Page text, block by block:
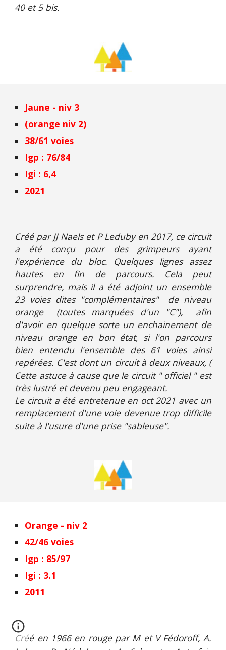
40 et 5 bis.
Jaune - niv 3
(orange niv 2)
38/61 voies
Igp : 76/84
Igi : 6,4
2021
Créé par JJ Naels et P Leduby en 2017, ce circuit
a été conçu pour des grimpeurs ayant
l'expérience du bloc. Quelques lignes assez
hautes en fin de parcours. Cela peut
surprendre, mais il a été adjoint un ensemble
23 voies dites "complémentaires" de niveau
orange (toutes marquées d'un "C"), afin
d'avoir en quelque sorte un enchainement de
niveau orange en bon état, si l'on parcours
bien entendu l'ensemble des 61 voies ainsi
repérées. C'est dont un circuit à deux niveaux, (
Cette astuce à cause que le circuit " officiel " est
très lustré et devenu peu engageant.
Le circuit a été entretenue en oct 2021 avec un
remplacement d'une voie devenue trop difficile
suite à l'usure d'une prise "sableuse".
Orange - niv 2
42/46 voies
Igp : 85/97
Igi : 3.1
2011
Créé en 1966 en rouge par M et V Fédoroff, A.